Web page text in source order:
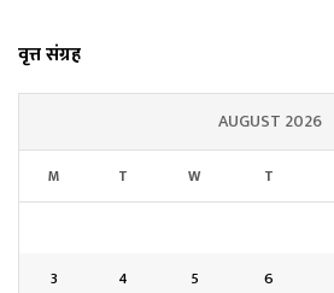
वृत्त संग्रह
AUGUST 2026
M T W T
3
4 5 6